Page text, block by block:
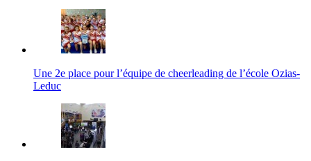
Une 2e place pour l’équipe de cheerleading de l’école Ozias-
Leduc